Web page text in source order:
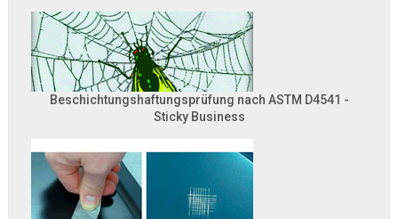
Beschichtungshaftungsprüfung nach ASTM D4541 -
Sticky Business